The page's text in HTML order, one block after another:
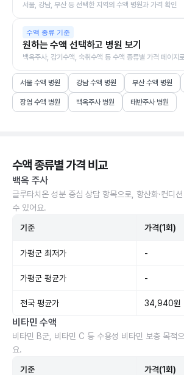
서울, 강남, 부산 등 선택한 지역의 수액 병원과 가격 확인
수액 종류 기준
원하는 수액 선택하고 병원 보기
백옥주사, 감기수액, 숙취수액 등 수액 종류별 가격 페이지
서울 수액 병원 강남 수액 병원 부산 수액 병원
장염 수액 병원 백옥주사 병원 태반주사 병원
수액 종류별 가격 비교
백옥 주사
글루타치온 성분 중심 상담 항목으로, 항산화·컨디
수 있어요.
기준 가격(1회)
가평군 최저가 -
가평군 평균가 -
전국 평균가 34,940원
비타민 수액
비타민 B군, 비타민 C 등 수용성 비타민 보충 목적
요.
기준 가격(1회)